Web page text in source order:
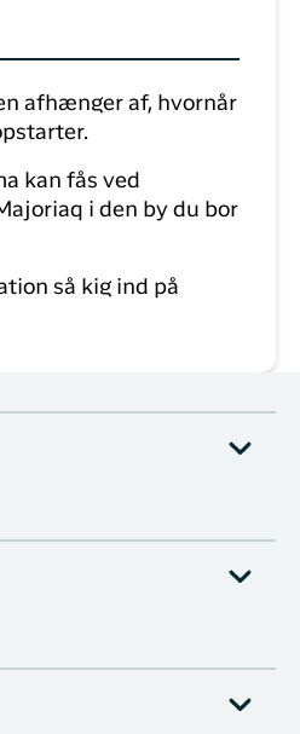
afhænger af, hvornår
kan fås ved
i den by du bor
så kig ind på